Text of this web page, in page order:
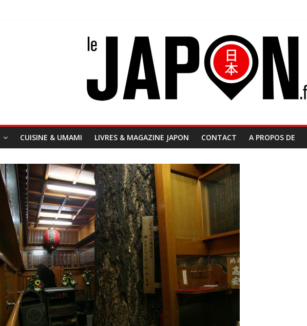
CUISINE & UMAMI LIVRES & MAGAZINE JAPON CONTACT A PROPOS DE